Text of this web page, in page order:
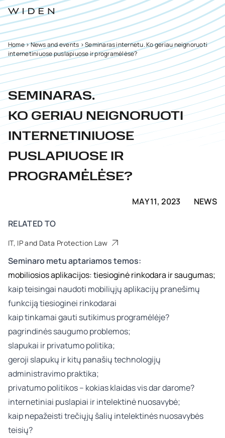
Home>News and events >Seminaras internetu. Ko geriau neignoruoti
internetiniuose puslapiuose ir programėlėse?
SEMINARAS.
KO GERIAU NEIGNORUOTI
INTERNETINIUOSE
PUSLAPIUOSE IR
PROGRAMĖLĖSE?
MAY 11, 2023
NEWS
RELATED TO
IT, IP and Data Protection Law
Seminaro metu aptariamos temos:
mobiliosios aplikacijos: tiesioginė rinkodara ir saugumas;
kaip teisingai naudoti mobiliųjų aplikacijų pranešimų
funkciją tiesioginei rinkodarai
kaip tinkamai gauti sutikimus programėlėje?
pagrindinės saugumo problemos;
slapukai ir privatumo politika;
geroji slapukų ir kitų panašių technologijų
administravimo praktika;
privatumo politikos – kokias klaidas vis dar darome?
internetiniai puslapiai ir intelektinė nuosavybė;
kaip nepažeisti trečiųjų šalių intelektinės nuosavybės
teisių?